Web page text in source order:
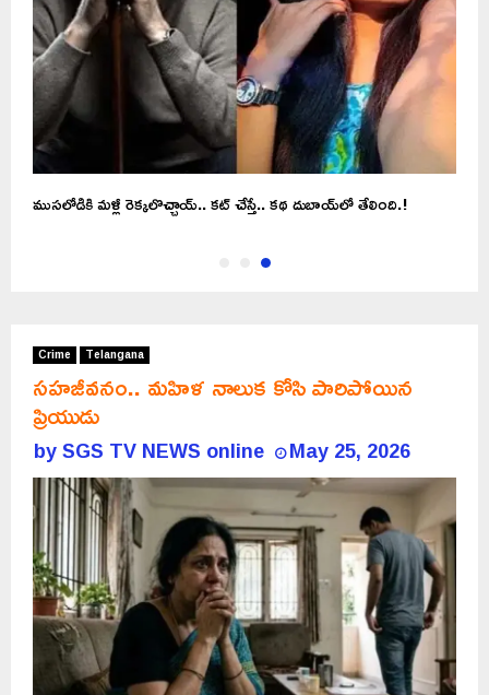
ముసలోడికి మళ్లీ రెక్కలొచ్చాయ్.. కట్ చేస్తే.. కథ దుబాయ్‌లో తేలింది.!
Crime Telangana
సహజీవనం.. మహిళ నాలుక కోసి పారిపోయిన
ప్రియుడు
bySGS TV NEWS online May 25, 2026